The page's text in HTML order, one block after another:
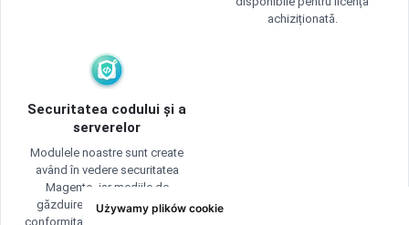
Używamy plików cookie
achiziționată.
Securitatea codului și a
serverelor
Modulele noastre sunt create
având în vedere securitatea
Magento, iar mediile de
găzduire sunt securizate în
conformitate cu bunele practici